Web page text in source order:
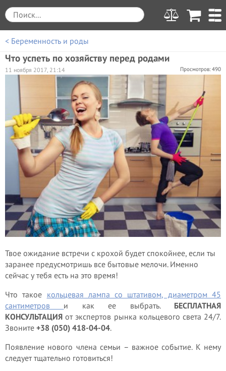
< Беременность и роды
Что успеть по хозяйству перед родами
Просмотров: 490
11 ноября 2017, 21:14
Твое ожидание встречи с крохой будет спокойнее, если ты
заранее предусмотришь все бытовые мелочи. Именно
сейчас у тебя есть на это время!
Что такое кольцевая лампа со штативом, диаметром 45
сантиметров и как ее выбрать. БЕСПЛАТНАЯ
КОНСУЛЬТАЦИЯ от экспертов рынка кольцевого света 24/7.
Звоните +38 (050) 418-04-04.
Появление нового члена семьи – важное событие. К нему
следует тщательно готовиться!